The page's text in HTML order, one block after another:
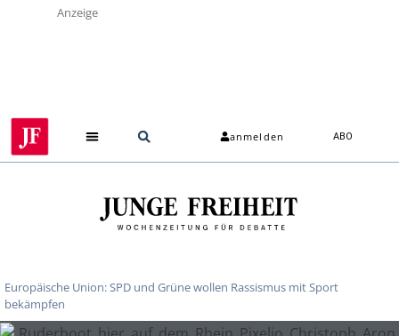
Anzeige
anmelden ABO
Europäische Union: SPD und Grüne wollen Rassismus mit Sport
bekämpfen